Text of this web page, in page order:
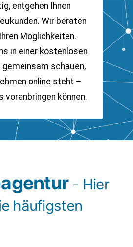
entgehen Ihnen
Wir beraten
Möglichkeiten.
in einer kostenlosen
schauen,
online steht –
voranbringen können.
- Hier
häufigsten